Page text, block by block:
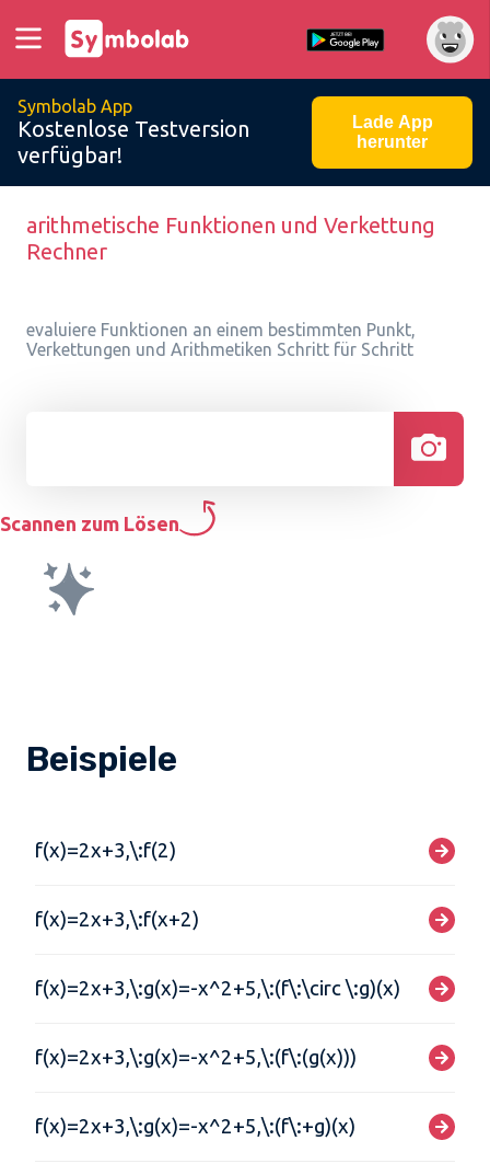
Symbolab App
Kostenlose Testversion
verfügbar!
Lade App
herunter
arithmetische Funktionen und Verkettung
Rechner
evaluiere Funktionen an einem bestimmten Punkt,
Verkettungen und Arithmetiken Schritt für Schritt
Scannen zum Lösen
Beispiele
f(x)=2x+3,\:f(2)
f(x)=2x+3,\:f(x+2)
f(x)=2x+3,\:g(x)=-x^2+5,\:(f\:\circ \:g)(x)
f(x)=2x+3,\:g(x)=-x^2+5,\:(f\:(g(x)))
f(x)=2x+3,\:g(x)=-x^2+5,\:(f\:+g)(x)